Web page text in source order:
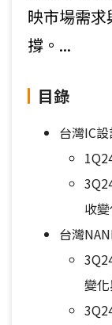
映市場需
撐。...
目錄
台灣IC
收
台灣
變